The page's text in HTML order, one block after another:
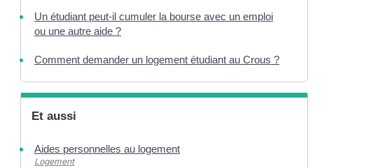
Un étudiant peut-il cumuler la bourse avec un emploi
ou une autre aide ?
Comment demander un logement étudiant au Crous ?
Et aussi
Aides personnelles au logement
Logement